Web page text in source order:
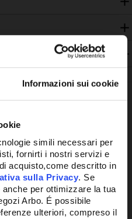
Informazioni sui cookie
simili necessari per
fornirti i nostri servizi e
acquisto,come descritto in
sulla Privacy. Se
per ottimizzare la tua
Arbo. É possibile
ulteriori, compreso il
interessarti